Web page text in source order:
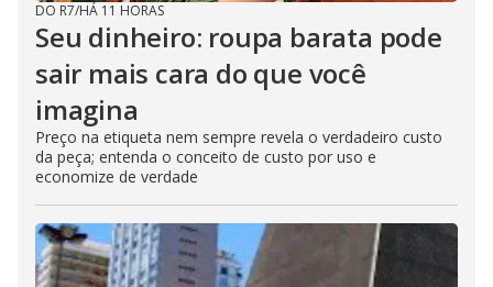
DO R7/HÁ 11 HORAS
Seu dinheiro: roupa barata pode
sair mais cara do que você
imagina
Preço na etiqueta nem sempre revela o verdadeiro custo
da peça; entenda o conceito de custo por uso e
economize de verdade